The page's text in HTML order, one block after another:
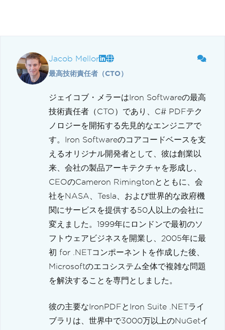
Jacob Mellor
最高技術責任者（CTO）
ジェイコブ・メラーはIron Softwareの最高
技術責任者（CTO）であり、C# PDFテク
ノロジーを開拓する先見的なエンジニアで
す。Iron Softwareのコアコードベースを支
えるオリジナル開発者として、彼は創業以
来、会社の製品アーキテクチャを形成し、
CEOのCameron Rimingtonとともに、会
社をNASA、Tesla、および世界的な政府機
関にサービスを提供する50人以上の会社に
変えました。1999年にロンドンで最初のソ
フトウェアビジネスを開業し、2005年に最
初 for .NETコンポーネントを作成した後、
Microsoftのエコシステム全体で複雑な問題
を解決することを専門としました。
彼の主要なIronPDFとIron Suite .NETライ
ブラリは、世界中で3000万以上のNuGetイ